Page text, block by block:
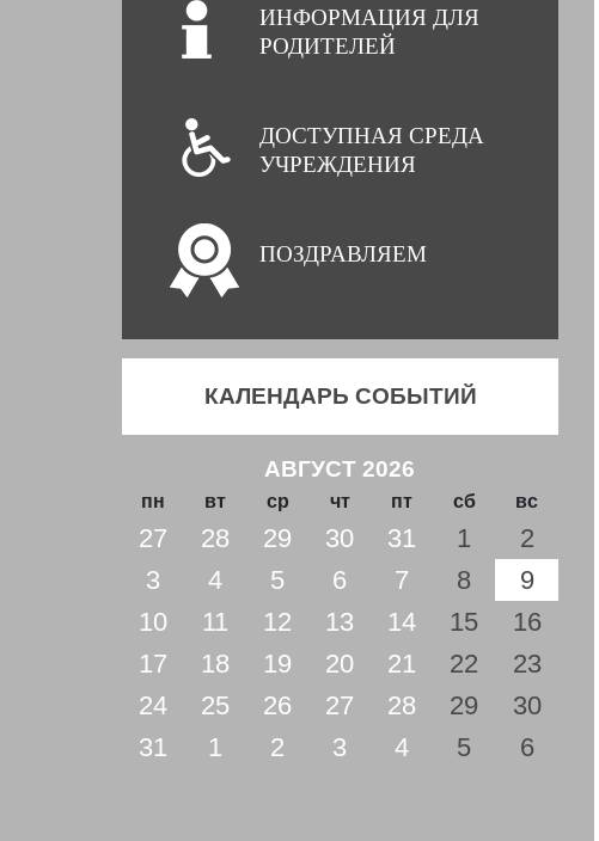
ИНФОРМАЦИЯ ДЛЯ
РОДИТЕЛЕЙ
ДОСТУПНАЯ СРЕДА
УЧРЕЖДЕНИЯ
ПОЗДРАВЛЯЕМ
КАЛЕНДАРЬ СОБЫТИЙ
АВГУСТ 2026
пн вт ср чт пт сб вс
27 28 29 30 31 1
2
3
4 5 6 7 8
9
10
11 12 13 14 15
16
17
18 19 20 21 22
23
24
25 26 27 28 29
30
31
1 2 3 4 5 6